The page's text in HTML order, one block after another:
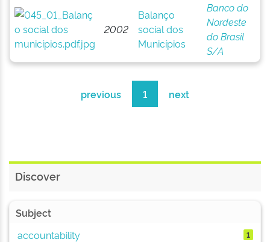
2002
Balanço
social dos
Municípios
Banco do
Nordeste
do Brasil
S/A
previous 1 next
Discover
Subject
accountability
1